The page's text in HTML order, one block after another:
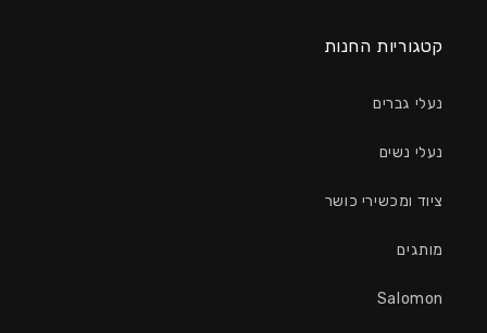
קטגוריות החנות
נעלי גברים
נעלי נשים
ציוד ומכשירי כושר
מותגים
Salomon